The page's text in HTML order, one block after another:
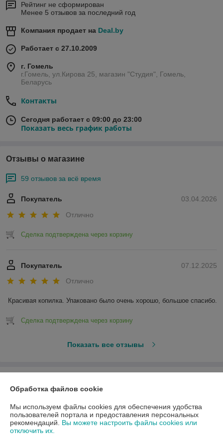
Рейтинг не сформирован
Менее 5 отзывов за последний год
Компания продает на Deal.by
Работает с 27.10.2009
г. Гомель
г.Гомель, ул.Кирова 25, магазин "Студия", Гомель,
Беларусь
Контакты
Сегодня работает с 09:00 до 23:00
Показать весь график работы
Отзывы о магазине
59 отзывов за всё время
03.04.2026
Покупатель
Отлично
Сделка подтверждена через корзину
07.12.2025
Покупатель
Отлично
Красивая копилка. Упаковано было очень хорошо, большое спасибо.
Сделка подтверждена через корзину
Показать все отзывы
Доставка и оплата
Обработка файлов cookie
Мы используем файлы cookies для обеспечения удобства
пользователей портала и предоставления персональных
рекомендаций. Вы можете настроить файлы cookies или
отключить их.